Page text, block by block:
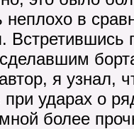
неплохо в
я узнал,
при ударах о
более